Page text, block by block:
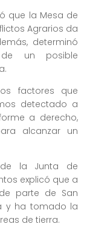
que la Mesa de
Agrarios da
determinó
un posible
factores que
detectado a
a derecho,
alcanzar un
de la Junta de
explicó que a
parte de San
y ha tomado la
de tierra.